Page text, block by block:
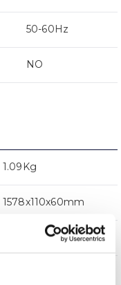
50-60Hz
NO
1.09Kg
1578x110x60mm
Superficie